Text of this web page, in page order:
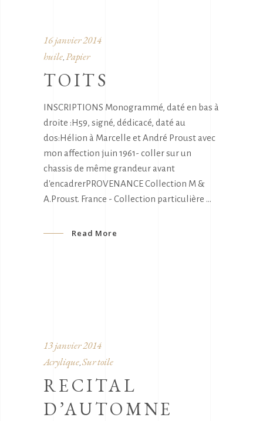
16 janvier 2014
huile, Papier
TOITS
INSCRIPTIONS Monogrammé, daté en bas à
droite :H59, signé, dédicacé, daté au
dos:Hélion à Marcelle et André Proust avec
mon affection juin 1961- coller sur un
chassis de même grandeur avant
d'encadrerPROVENANCE Collection M &
A.Proust. France - Collection particulière
Read More
13 janvier 2014
Acrylique, Sur toile
RECITAL
D’AUTOMNE